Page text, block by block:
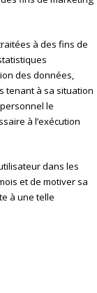
à des fins de
des données,
tenant à sa situation
le
à l’exécution
dans les
et de motiver sa
à une telle